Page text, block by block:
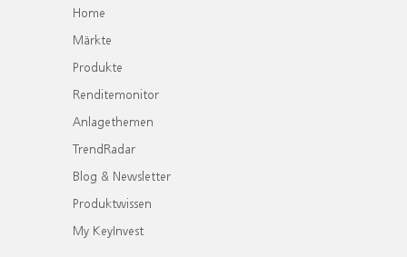
Home
Märkte
Produkte
Renditemonitor
Anlagethemen
TrendRadar
Blog & Newsletter
Produktwissen
My KeyInvest